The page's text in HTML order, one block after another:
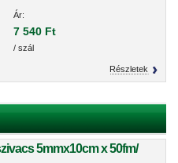
Ár:
7 540 Ft
/ szál
Részletek
5mmx10cm x 50fm/